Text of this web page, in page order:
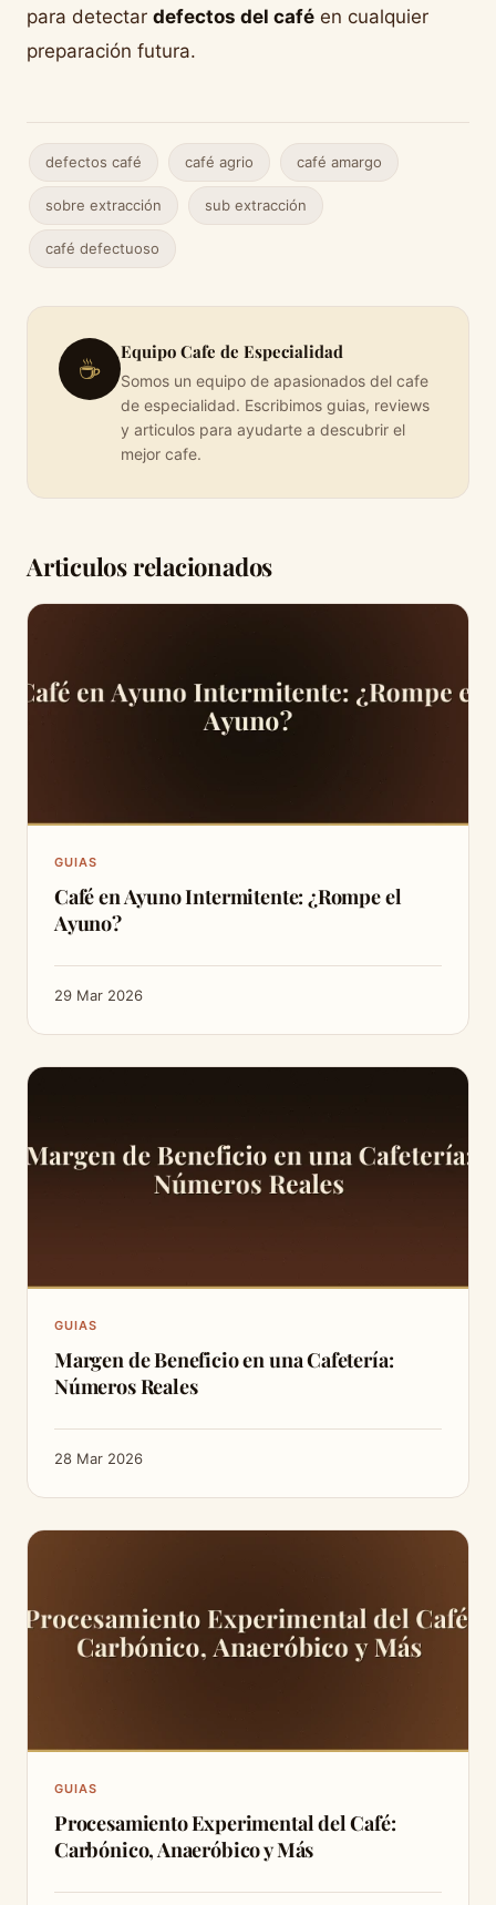
para detectar defectos del café en cualquier
preparación futura.
defectos café café agrio café amargo
sobre extracción sub extracción
café defectuoso
☕
Equipo Cafe de Especialidad
Somos un equipo de apasionados del cafe
de especialidad. Escribimos guias, reviews
y articulos para ayudarte a descubrir el
mejor cafe.
Articulos relacionados
GUIAS
Café en Ayuno Intermitente: ¿Rompe el
Ayuno?
29 Mar 2026
GUIAS
Margen de Beneficio en una Cafetería:
Números Reales
28 Mar 2026
GUIAS
Procesamiento Experimental del Café:
Carbónico, Anaeróbico y Más